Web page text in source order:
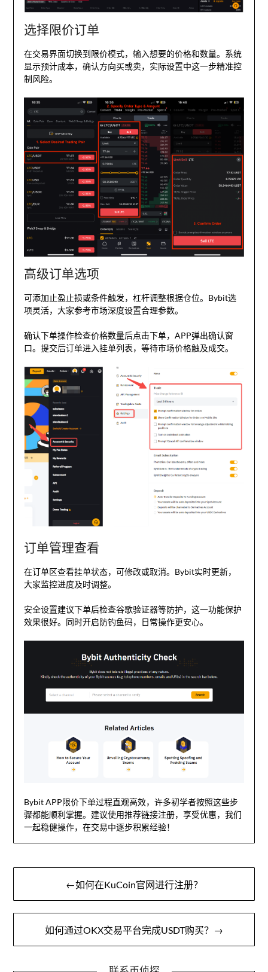
选择限价订单
在交易界面切换到限价模式，输入想要的价格和数量。系统
显示预计成本，确认方向买或卖，实际设置中这一步精准控
制风险。
高级订单选项
可添加止盈止损或条件触发，杠杆调整根据仓位。Bybit选
项灵活，大家参考市场深度设置合理参数。
确认下单操作检查价格数量后点击下单，APP弹出确认窗
口。提交后订单进入挂单列表，等待市场价格触及成交。
订单管理查看
在订单区查看挂单状态，可修改或取消。Bybit实时更新，
大家监控进度及时调整。
安全设置建议下单后检查谷歌验证器等防护，这一功能保护
效果很好。同时开启防钓鱼码，日常操作更安心。
Bybit APP限价下单过程直观高效，许多初学者按照这些步
骤都能顺利掌握。建议使用推荐链接注册，享受优惠，我们
一起稳健操作，在交易中逐步积累经验！
文
章
导
航
←如何在KuCoin官网进行注册？
如何通过OKX交易平台完成USDT购买？→